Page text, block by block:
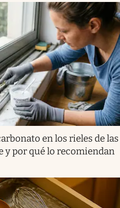
en los rieles de las
y por qué lo recomiendan